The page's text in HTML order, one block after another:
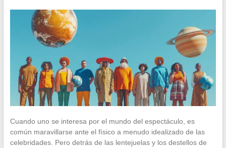
Cuando uno se interesa por el mundo del espectáculo, es
común maravillarse ante el físico a menudo idealizado de las
celebridades. Pero detrás de las lentejuelas y los destellos de